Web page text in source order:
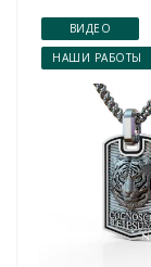
ВИДЕО
НАШИ РАБОТЫ